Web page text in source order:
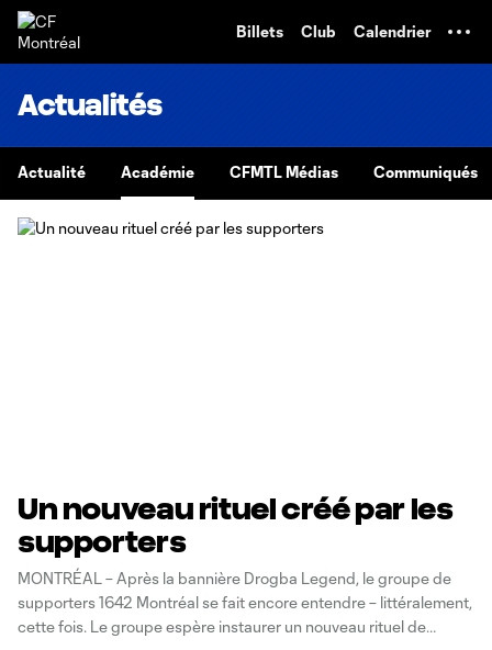
Billets Club Calendrier
Actualités
Actualité Académie CFMTL Médias Communiqués
Un nouveau rituel créé par les
supporters
MONTRÉAL – Après la bannière Drogba Legend, le groupe de
supporters 1642 Montréal se fait encore entendre – littéralement,
cette fois. Le groupe espère instaurer un nouveau rituel de